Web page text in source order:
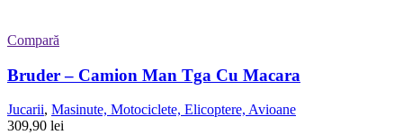
Compară
Bruder – Camion Man Tga Cu Macara
Jucarii, Masinute, Motociclete, Elicoptere, Avioane
309,90 lei